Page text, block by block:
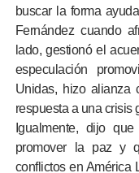
buscar la forma
Fernández cuando
lado, gestionó el
especulación
Unidas, hizo alianza
respuesta a una crisis
Igualmente, dijo
promover la paz y
conflictos en América